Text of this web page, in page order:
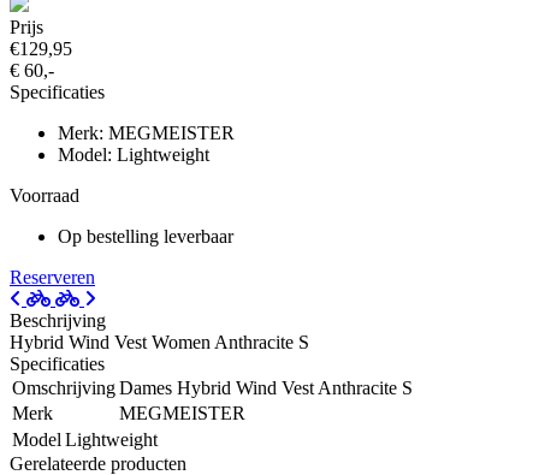
Prijs
€129,95
€ 60,-
Specificaties
Merk: MEGMEISTER
Model: Lightweight
Voorraad
Op bestelling leverbaar
Reserveren
Beschrijving
Hybrid Wind Vest Women Anthracite S
Specificaties
OmschrijvingDames Hybrid Wind Vest Anthracite S
Merk
MEGMEISTER
Model Lightweight
Gerelateerde producten